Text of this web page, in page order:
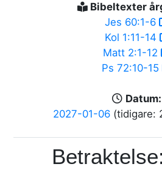
Bibeltexter
Jes 60:1-6
Kol 1:11-14
Matt 2:1-12
Ps 72:10-15
Datum:
2027-01-06(tidigare: